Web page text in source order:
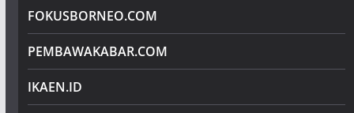
FOKUSBORNEO.COM
PEMBAWAKABAR.COM
IKAEN.ID